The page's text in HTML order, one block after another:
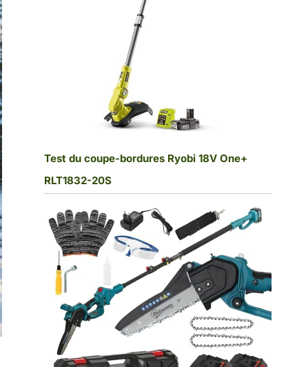
Test du coupe-bordures Ryobi 18V One+
RLT1832-20S